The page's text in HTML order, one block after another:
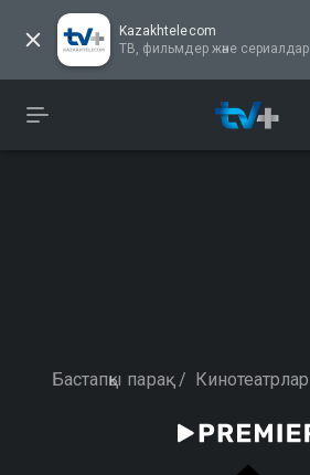
Kazakhtelecom
ТВ, фильмдер және сериалдар
Бастапқы парақ / Кинотеатрлар